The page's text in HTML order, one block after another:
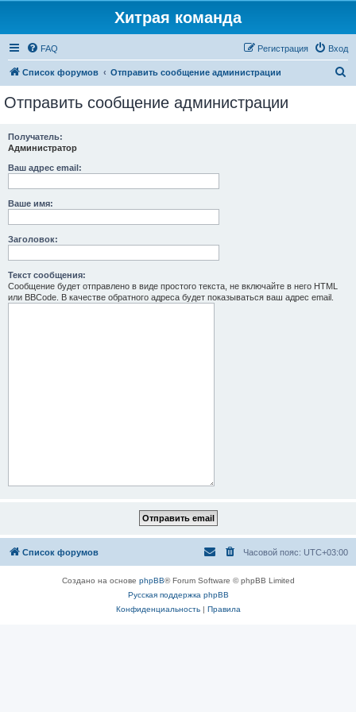
Хитрая команда
FAQ Вход
Регистрация
Список форумов Отправить сообщение администрации
Отправить сообщение администрации
Получатель:
Администратор
Ваш адрес email:
Ваше имя:
Заголовок:
Текст сообщения:
Сообщение будет отправлено в виде простого текста, не включайте в него HTML
или BBCode. В качестве обратного адреса будет показываться ваш адрес email.
Список форумов Часовой пояс: UTC+03:00
Создано на основе phpBB® Forum Software © phpBB Limited
Русская поддержка phpBB
Конфиденциальность| Правила